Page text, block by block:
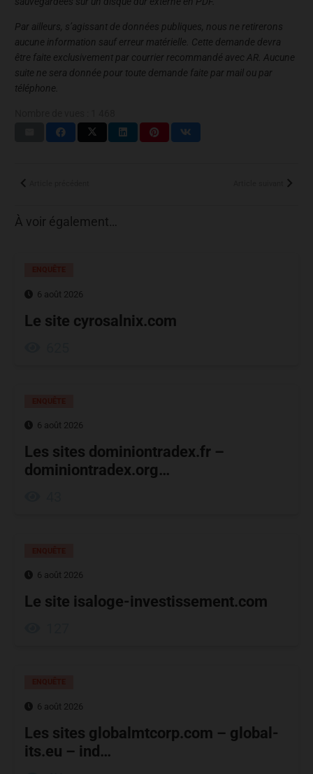
Par ailleurs, s’agissant de données publiques, nous ne retirerons
aucune information sauf erreur matérielle. Cette demande devra
être faite exclusivement par courrier recommandé avec AR. Aucune
suite ne sera donnée pour toute demande faite par mail ou par
téléphone.
À voir également…
6 août 2026
Le site cyrosalnix.com
6 août 2026
Les sites dominiontradex.fr –
dominiontradex.org…
6 août 2026
Le site isaloge-investissement.com
6 août 2026
Les sites globalmtcorp.com – global-
its.eu – ind…